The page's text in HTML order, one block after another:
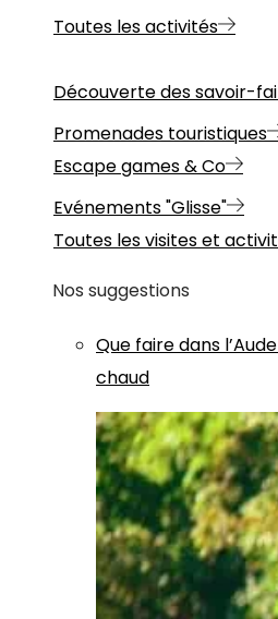
Toutes les activités
Découverte des savoir-
Promenades touristiques
Escape games & Co
Evénements "Glisse"
Toutes les visites et
Nos suggestions
Que faire dans
chaud